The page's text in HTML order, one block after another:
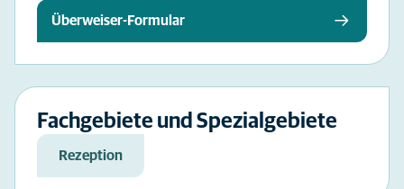
Überweiser-Formular
Fachgebiete und Spezialgebiete
Rezeption